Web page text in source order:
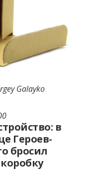
в
Героев-
бросил
Galayko